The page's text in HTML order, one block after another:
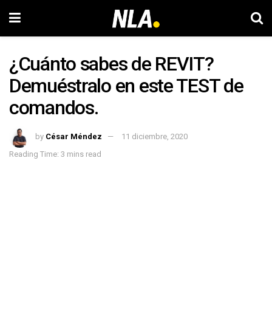
¿Cuánto sabes de REVIT?
Demuéstralo en este TEST de
comandos.
by César Méndez
11 diciembre, 2020
Reading Time: 3 mins read